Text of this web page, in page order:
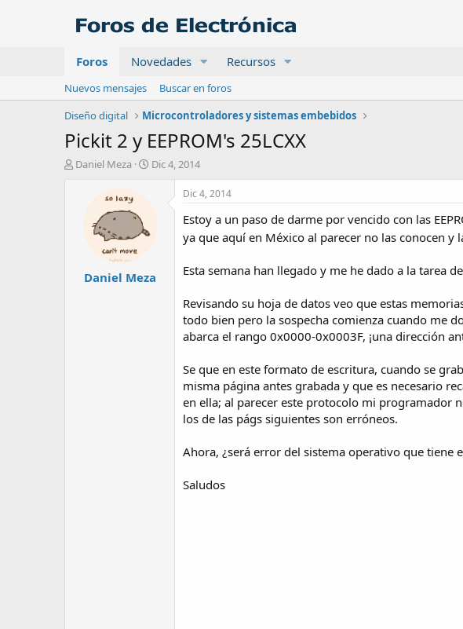
Foros Novedades Recursos
Nuevos mensajes
Buscar en foros
Diseño digital
Microcontroladores y sistemas embebidos
Pickit 2 y EEPROM's 25LCXX
A
Daniel Meza
F
d
n
Dic 4, 2014
Daniel Meza
Dic 4, 2014
Estoy a un paso de darme por vencido con las
ya que aquí en México al parecer no las conocen y
Esta semana han llegado y me he dado a la tarea
Revisando su hoja de datos veo que estas
todo bien pero la sospecha comienza cuando me
abarca el rango 0x0000-0x0003F, ¡una dirección
Se que en este formato de escritura, cuando se
misma página antes grabada y que es necesario
en ella; al parecer este protocolo mi programador
los de las págs siguientes son erróneos.
Ahora, ¿será error del sistema operativo que tiene
Saludos